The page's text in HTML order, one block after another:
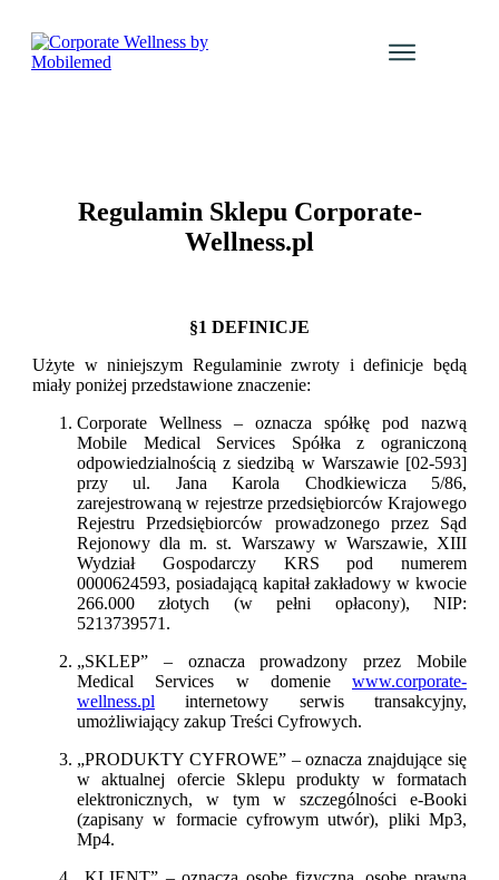
Blog
Regulamin Sklepu Corporate-
Wellness.pl
§1 DEFINICJE
Użyte w niniejszym Regulaminie zwroty i definicje będą
miały poniżej przedstawione znaczenie:
Corporate Wellness – oznacza spółkę pod nazwą
Mobile Medical Services Spółka z ograniczoną
odpowiedzialnością z siedzibą w Warszawie [02-593]
przy ul. Jana Karola Chodkiewicza 5/86,
zarejestrowaną w rejestrze przedsiębiorców Krajowego
Rejestru Przedsiębiorców prowadzonego przez Sąd
Rejonowy dla m. st. Warszawy w Warszawie, XIII
Wydział Gospodarczy KRS pod numerem
0000624593, posiadającą kapitał zakładowy w kwocie
266.000 złotych (w pełni opłacony), NIP:
5213739571.
„SKLEP” – oznacza prowadzony przez Mobile
Medical Services w domenie www.corporate-
wellness.pl internetowy serwis transakcyjny,
umożliwiający zakup Treści Cyfrowych.
„PRODUKTY CYFROWE” – oznacza znajdujące się
w aktualnej ofercie Sklepu produkty w formatach
elektronicznych, w tym w szczególności e-Booki
(zapisany w formacie cyfrowym utwór), pliki Mp3,
Mp4.